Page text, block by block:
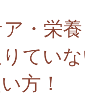
キッ
ンセミナー
・栄
ていな
方！